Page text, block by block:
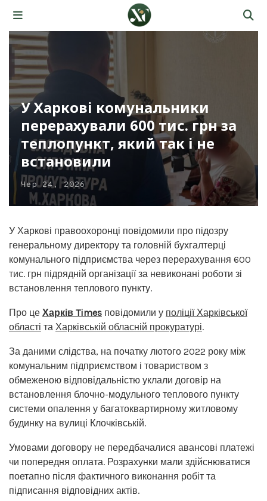
У Харкові комунальники
перерахували 600 тис. грн за
теплопункт, який так і не
встановили
Чер 24, 2026
У Харкові правоохоронці повідомили про підозру
генеральному директору та головній бухгалтерці
комунального підприємства через перерахування 600
тис. грн підрядній організації за невиконані роботи зі
встановлення теплового пункту.
Про це Харків Times повідомили у поліції Харківської
області та Харківській обласній прокуратурі.
За даними слідства, на початку лютого 2022 року між
комунальним підприємством і товариством з
обмеженою відповідальністю уклали договір на
встановлення блочно-модульного теплового пункту
системи опалення у багатоквартирному житловому
будинку на вулиці Клочківській.
Умовами договору не передбачалися авансові платежі
чи попередня оплата. Розрахунки мали здійснюватися
поетапно після фактичного виконання робіт та
підписання відповідних актів.